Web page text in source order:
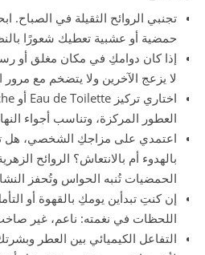
تجنبي الروائح الثقيلة في الصباح.
حمضية أو عشبية تعطيك شعورًا
إذا كان دوامكِ في مكان مغلق أو
لا يزعج الآخرين ولا يتضخم مع
العطور المركزة، وتناسب أجواء
اعتمدي على مزاجكِ الشخصي، هل
بالهدوء أم بالانتعاش؟ الروائح
الحمضيات تُنبه الحواس وتُحفز
إن كنتِ تبدأين يومكِ بالقهوة أو
اللحظات في نغمته: ناعم، غير
التفاعل الكيميائي بين العطر